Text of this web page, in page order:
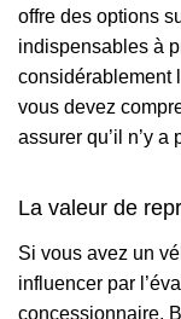
offre des options
indispensables à
considérablement
vous devez
assurer qu’il n’y a
La valeur de
Si vous avez un
influencer par
concessionnaire.